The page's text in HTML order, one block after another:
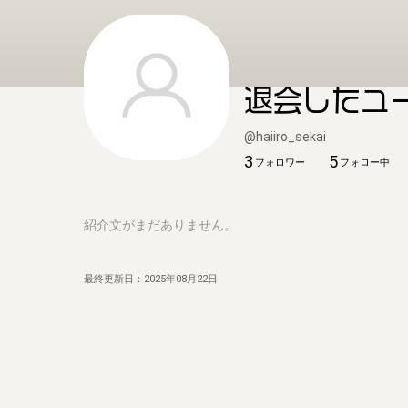
退会したユ
@haiiro_sekai
3 フォロワー 5 フォロー中
紹介文がまだありません。
最終更新日： 2025年08月22日